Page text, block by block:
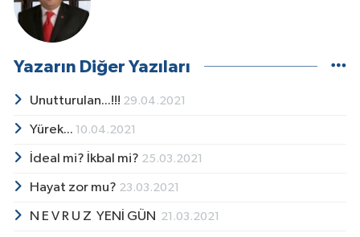
Yazarın Diğer Yazıları
Unutturulan...!!! 29.04.2021
Yürek... 10.04.2021
İdeal mi? İkbal mi? 25.03.2021
Hayat zor mu? 23.03.2021
N E V R U Z YENİ GÜN 21.03.2021